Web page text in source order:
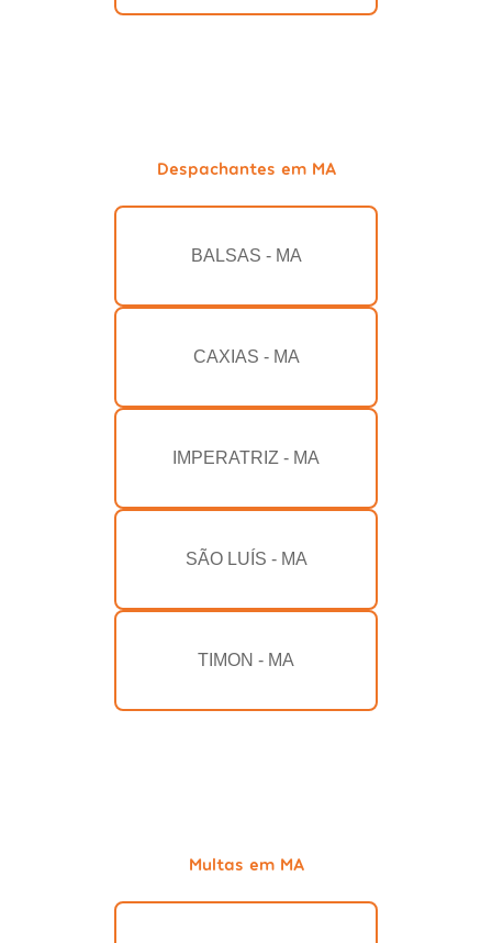
Despachantes em MA
BALSAS - MA
CAXIAS - MA
IMPERATRIZ - MA
SÃO LUÍS - MA
TIMON - MA
Multas em MA